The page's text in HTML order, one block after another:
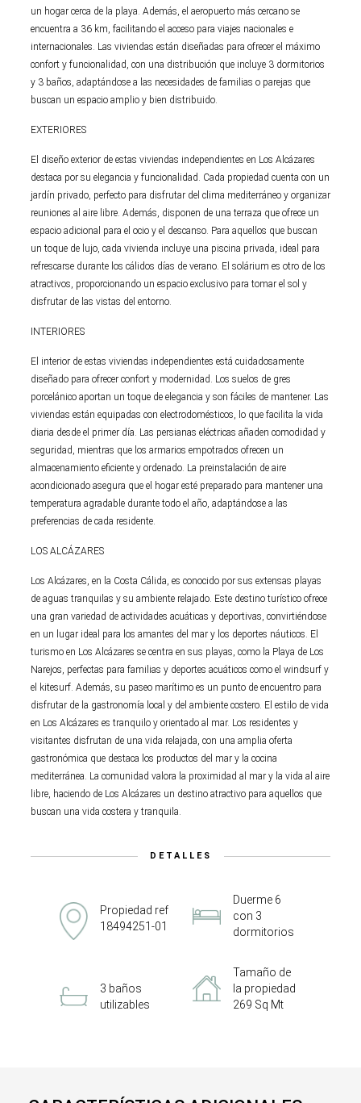
un hogar cerca de la playa. Además, el aeropuerto más cercano se
encuentra a 36 km, facilitando el acceso para viajes nacionales e
internacionales. Las viviendas están diseñadas para ofrecer el máximo
confort y funcionalidad, con una distribución que incluye 3 dormitorios
y 3 baños, adaptándose a las necesidades de familias o parejas que
buscan un espacio amplio y bien distribuido.
EXTERIORES
El diseño exterior de estas viviendas independientes en Los Alcázares
destaca por su elegancia y funcionalidad. Cada propiedad cuenta con un
jardín privado, perfecto para disfrutar del clima mediterráneo y organizar
reuniones al aire libre. Además, disponen de una terraza que ofrece un
espacio adicional para el ocio y el descanso. Para aquellos que buscan
un toque de lujo, cada vivienda incluye una piscina privada, ideal para
refrescarse durante los cálidos días de verano. El solárium es otro de los
atractivos, proporcionando un espacio exclusivo para tomar el sol y
disfrutar de las vistas del entorno.
INTERIORES
El interior de estas viviendas independientes está cuidadosamente
diseñado para ofrecer confort y modernidad. Los suelos de gres
porcelánico aportan un toque de elegancia y son fáciles de mantener. Las
viviendas están equipadas con electrodomésticos, lo que facilita la vida
diaria desde el primer día. Las persianas eléctricas añaden comodidad y
seguridad, mientras que los armarios empotrados ofrecen un
almacenamiento eficiente y ordenado. La preinstalación de aire
acondicionado asegura que el hogar esté preparado para mantener una
temperatura agradable durante todo el año, adaptándose a las
preferencias de cada residente.
LOS ALCÁZARES
Los Alcázares, en la Costa Cálida, es conocido por sus extensas playas
de aguas tranquilas y su ambiente relajado. Este destino turístico ofrece
una gran variedad de actividades acuáticas y deportivas, convirtiéndose
en un lugar ideal para los amantes del mar y los deportes náuticos. El
turismo en Los Alcázares se centra en sus playas, como la Playa de Los
Narejos, perfectas para familias y deportes acuáticos como el windsurf y
el kitesurf. Además, su paseo marítimo es un punto de encuentro para
disfrutar de la gastronomía local y del ambiente costero. El estilo de vida
en Los Alcázares es tranquilo y orientado al mar. Los residentes y
visitantes disfrutan de una vida relajada, con una amplia oferta
gastronómica que destaca los productos del mar y la cocina
mediterránea. La comunidad valora la proximidad al mar y la vida al aire
libre, haciendo de Los Alcázares un destino atractivo para aquellos que
buscan una vida costera y tranquila.
DETALLES
Propiedad ref
18494251-01
Duerme 6
con 3
dormitorios
3 baños
utilizables
Tamaño de
la propiedad
269 Sq Mt